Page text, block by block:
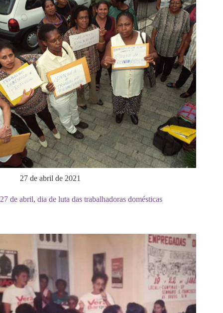
27 de abril de 2021
27 de abril, dia de luta das trabalhadoras domésticas